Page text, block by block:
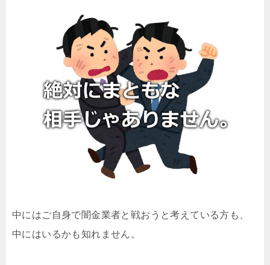
中にはご自身で闇金業者と戦おうと考えている方も、
中にはいるかも知れません。